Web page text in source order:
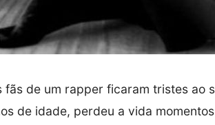
fãs de um rapper ficaram tristes ao
de idade, perdeu a vida